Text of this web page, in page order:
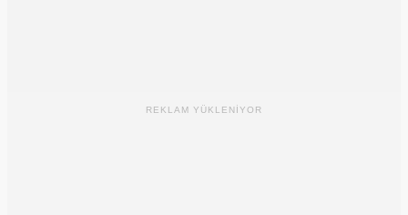
REKLAM YÜKLENİYOR